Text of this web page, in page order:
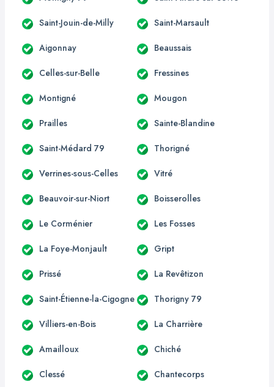
Saint-Jouin-de-Milly Saint-Marsault
Aigonnay Beaussais
Celles-sur-Belle Fressines
Montigné Mougon
Prailles Sainte-Blandine
Saint-Médard 79 Thorigné
Verrines-sous-Celles Vitré
Beauvoir-sur-Niort Boisserolles
Le Corménier Les Fosses
La Foye-Monjault Gript
Prissé La Revêtizon
Saint-Étienne-la-Cigogne Thorigny 79
Villiers-en-Bois La Charrière
Amailloux Chiché
Clessé Chantecorps